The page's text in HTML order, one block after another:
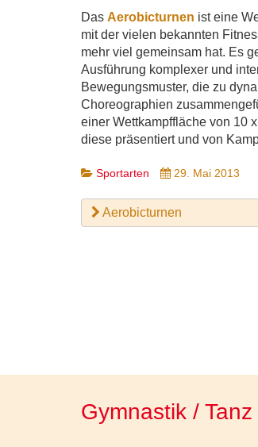
Das Aerobicturnen ist eine
mit der vielen bekannten
mehr viel gemeinsam hat. Es
Ausführung komplexer und
Bewegungsmuster, die zu
Choreographien
einer Wettkampffläche von 10
diese präsentiert und von
Sportarten 29. Mai 2013
Aerobicturnen
Gymnastik / Tanz